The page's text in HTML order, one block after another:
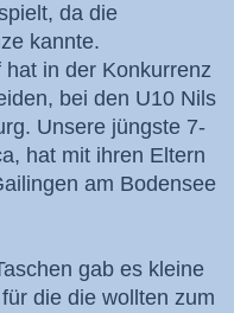
da die
kannte.
in der Konkurrenz
bei den U10 Nils
Unsere jüngste 7-
hat mit ihren Eltern
am Bodensee
gab es kleine
die die wollten zum